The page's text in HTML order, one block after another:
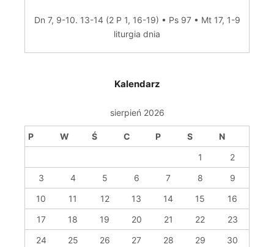
Dn 7, 9-10. 13-14 (2 P 1, 16-19) • Ps 97 • Mt 17, 1-9
liturgia dnia
Kalendarz
sierpień 2026
P W Ś C P S
N
1
2
3
4 5 6 7 8
9
10
11 12 13 14 15
16
17
18 19 20 21 22
23
24
25 26 27 28 29
30